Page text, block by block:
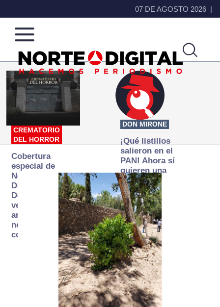
07 DE AGOSTO 2026
Norte
de
Ciudad
Más
que
noticias,
hacemos periodismo
CREMATORIO
DEL HORROR
Cobertura
especial de
Norte
Digital:
Donde la
verdad
arde… pero
no se
consume
DON MIRONE
¡Qué listillos
salieron en el
PAN! Ahora sí
quieren una
Fiscalía
autónoma… y
transexenal